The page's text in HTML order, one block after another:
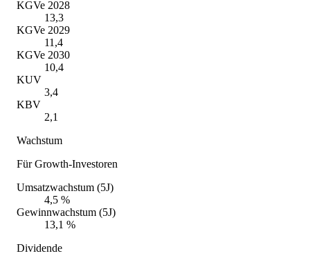
KGVe 2028
13,3
KGVe 2029
11,4
KGVe 2030
10,4
KUV
3,4
KBV
2,1
Wachstum
Für Growth-Investoren
Umsatzwachstum (5J)
4,5 %
Gewinnwachstum (5J)
13,1 %
Dividende